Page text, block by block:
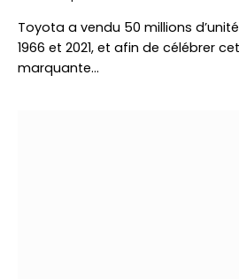
Toyota a vendu 50 millions
1966 et 2021, et afin de célébrer
marquante…